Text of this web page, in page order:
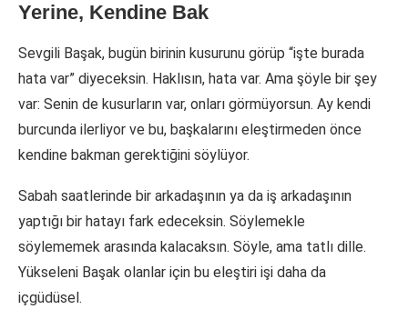
Yerine, Kendine Bak
Sevgili Başak, bugün birinin kusurunu görüp “işte burada
hata var” diyeceksin. Haklısın, hata var. Ama şöyle bir şey
var: Senin de kusurların var, onları görmüyorsun. Ay kendi
burcunda ilerliyor ve bu, başkalarını eleştirmeden önce
kendine bakman gerektiğini söylüyor.
Sabah saatlerinde bir arkadaşının ya da iş arkadaşının
yaptığı bir hatayı fark edeceksin. Söylemekle
söylememek arasında kalacaksın. Söyle, ama tatlı dille.
Yükseleni Başak olanlar için bu eleştiri işi daha da
içgüdüsel.